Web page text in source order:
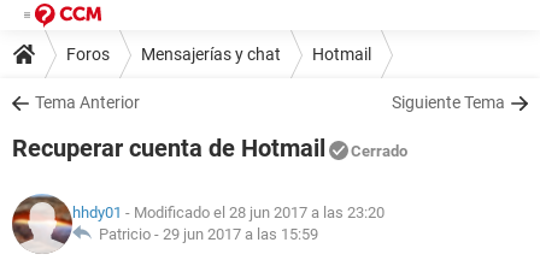
Foros Mensajerías y chat Hotmail
Tema Anterior Siguiente Tema
Recuperar cuenta de Hotmail Cerrado
hhdy01 - Modificado el 28 jun 2017 a las 23:20
Patricio - 29 jun 2017 a las 15:59